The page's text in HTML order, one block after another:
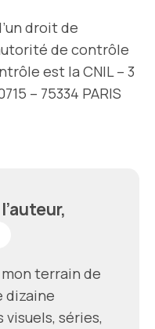
droit de
de contrôle
est la CNIL – 3
– 75334 PARIS
terrain de
dizaine
visuels, séries,